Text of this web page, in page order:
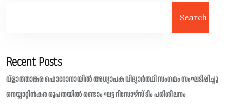
Search
Recent Posts
വ്ളാത്താങ്കര ഫൊറോനായിൽ അധ്യാപക വിദ്യാർത്ഥി സംഗമം സംഘടിപ്പിച്ചു
നെയ്യാറ്റിൻകര രൂപതയിൽ രണ്ടാം ഘട്ട റിസോഴ്സ് ടീം പരിശീലനം